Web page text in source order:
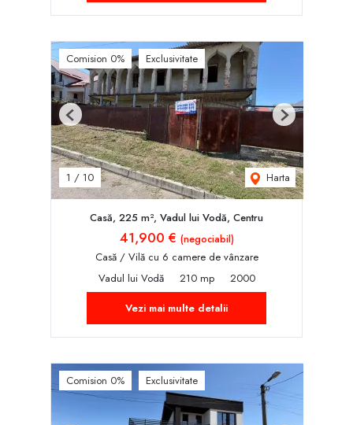
Comision 0% Exclusivitate
1 / 10 Harta
Previous Next
Casă, 225 m², Vadul lui Vodă, Centru
41,900 € (negociabil)
Casă / Vilă cu 6 camere de vânzare
Vadul lui Vodă
210 mp
2000
Vezi mai multe detalii
Comision 0% Exclusivitate